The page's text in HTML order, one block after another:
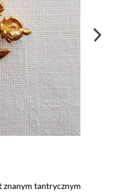
znanym tantrycznym